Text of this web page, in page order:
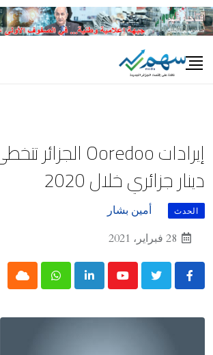
Skip
to
دينار جزائري خلال 2020
الحدث
أمين بشار
28 فبراير، 2021
Youtube
LinkedIn
Whatsapp
Cloud